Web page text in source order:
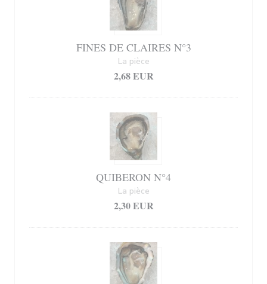
FINES DE CLAIRES N°3
2,68 EUR
La pièce
QUIBERON N°4
2,30 EUR
La pièce